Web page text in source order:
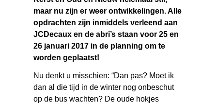
maar nu zijn er weer ontwikkelingen. Alle
opdrachten zijn inmiddels verleend aan
JCDecaux en de abri’s staan voor 25 en
26 januari 2017 in de planning om te
worden geplaatst!
Nu denkt u misschien: “Dan pas? Moet ik
dan al die tijd in de winter nog onbeschut
op de bus wachten? De oude hokjes